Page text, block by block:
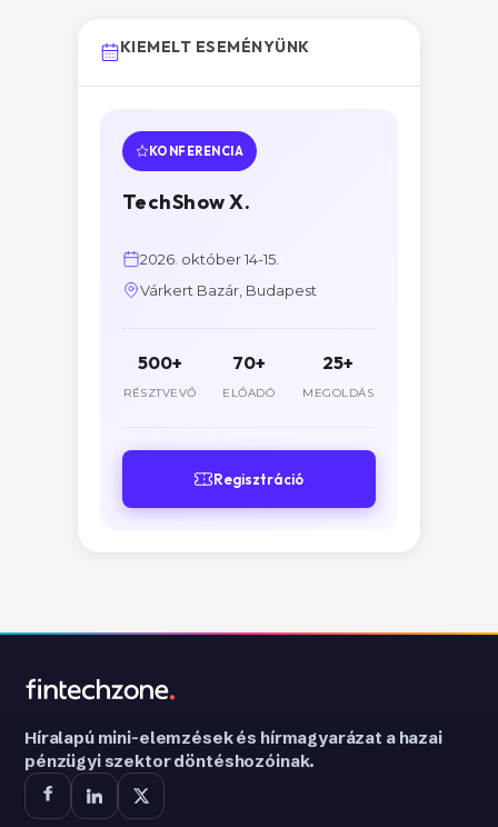
KIEMELT ESEMÉNYÜNK
KONFERENCIA
TechShow X.
2026. október 14-15.
Várkert Bazár, Budapest
500+
RÉSZTVEVŐ
70+
ELŐADÓ
25+
MEGOLDÁS
Regisztráció
Híralapú mini-elemzések és hírmagyarázat a hazai
pénzügyi szektor döntéshozóinak.